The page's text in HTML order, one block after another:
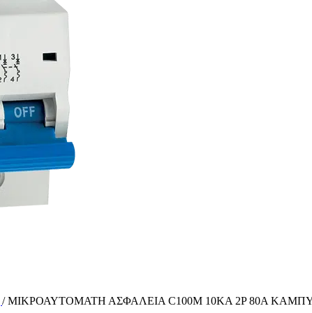
/ ΜΙΚΡΟΑΥΤΟΜΑΤΗ ΑΣΦΑΛΕΙΑ C100M 10KA 2P 80A